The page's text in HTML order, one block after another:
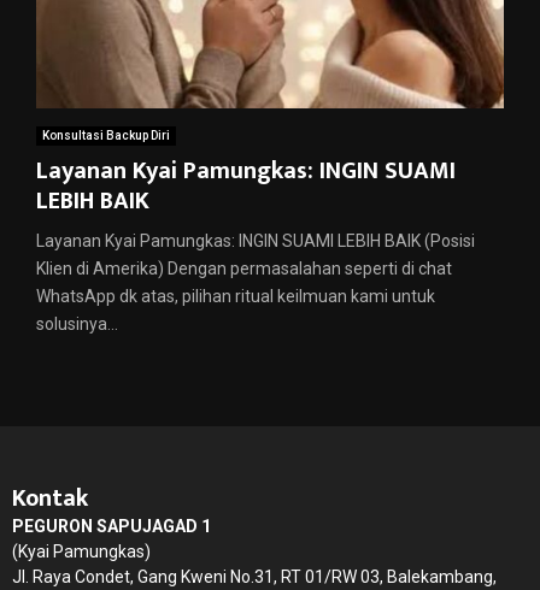
Konsultasi Backup Diri
Layanan Kyai Pamungkas: INGIN SUAMI
LEBIH BAIK
Layanan Kyai Pamungkas: INGIN SUAMI LEBIH BAIK (Posisi
Klien di Amerika) Dengan permasalahan seperti di chat
WhatsApp dk atas, pilihan ritual keilmuan kami untuk
solusinya...
Kontak
PEGURON SAPUJAGAD 1
(Kyai Pamungkas)
Jl. Raya Condet, Gang Kweni No.31, RT 01/RW 03, Balekambang,